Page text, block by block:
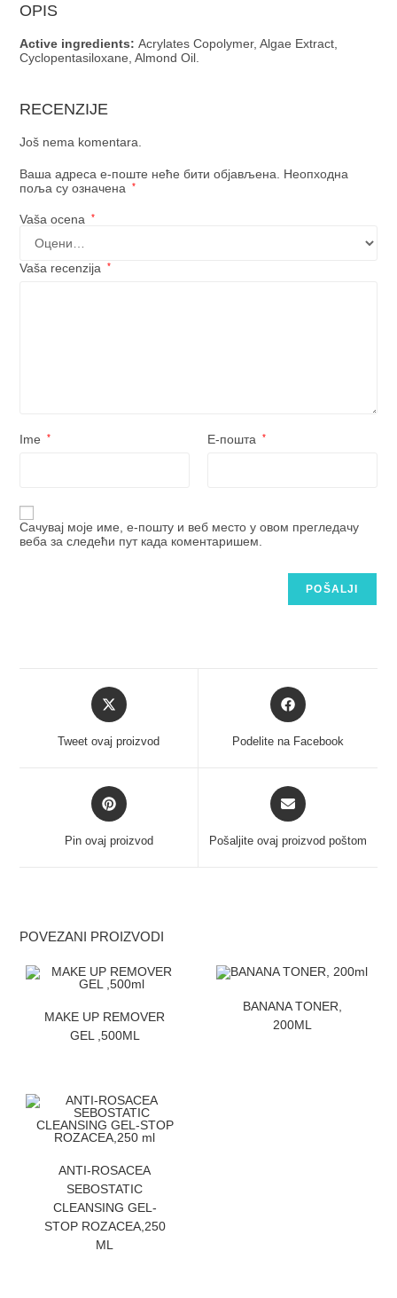
OPIS
Active ingredients: Acrylates Copolymer, Algae Extract,
Cyclopentasiloxane, Almond Oil.
RECENZIJE
Još nema komentara.
Ваша адреса е-поште неће бити објављена.
Неопходна
поља су означена
*
Vaša ocena *
Vaša recenzija *
Ime * Е-пошта *
Сачувај моје име, е-пошту и веб место у овом прегледачу
веба за следећи пут када коментаришем.
Tweet ovaj proizvod Podelite na Facebook
Pin ovaj proizvod Pošaljite ovaj proizvod poštom
POVEZANI PROIZVODI
MAKE UP REMOVER
GEL ,500ML
BANANA TONER,
200ML
ANTI-ROSACEA
SEBOSTATIC
CLEANSING GEL-
STOP ROZACEA,250
ML